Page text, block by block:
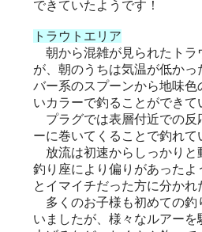
できていたようです！
トラウトエリア
朝から混雑が見られたトラ
が、朝のうちは気温が低か
バー系のスプーンから地味色
いカラーで釣ることができて
プラグでは表層付近での反
ーに巻いてくることで釣れて
放流は初速からしっかりと
釣り座により偏りがあったよ
とイマイチだった方に分かれ
多くのお子様も初めての釣
いましたが、様々なルアーを